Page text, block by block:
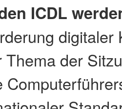
ICDL
digitaler
Thema der